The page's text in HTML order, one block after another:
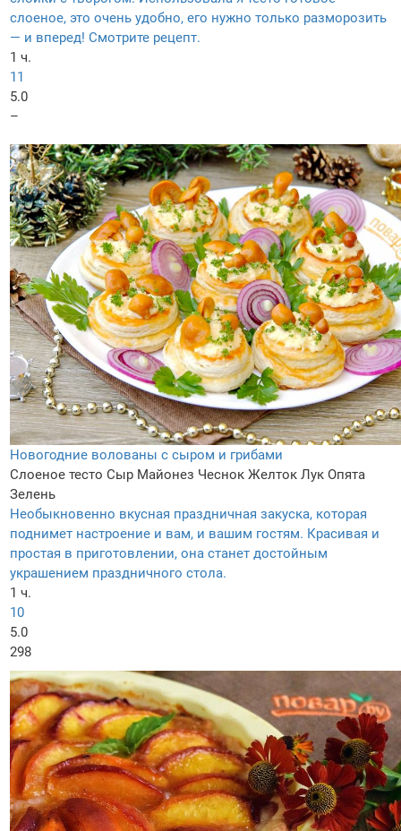
слоеное, это очень удобно, его нужно только разморозить
— и вперед! Смотрите рецепт.
1 ч.
11
5.0
–
Новогодние волованы с сыром и грибами
Слоеное тесто Сыр Майонез Чеснок Желток Лук Опята
Зелень
Необыкновенно вкусная праздничная закуска, которая
поднимет настроение и вам, и вашим гостям. Красивая и
простая в приготовлении, она станет достойным
украшением праздничного стола.
1 ч.
10
5.0
298